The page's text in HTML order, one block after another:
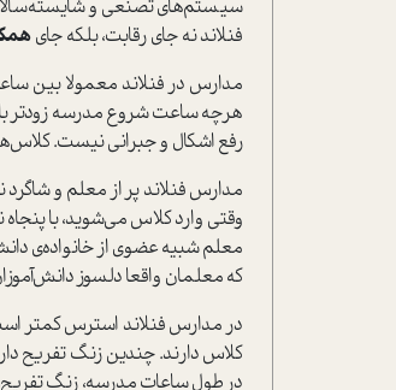
سیستم‌های تصنعی و
فنلاند نه جای رقابت، بلکه جای
هرچه ساعت شروع مدرسه زودتر
رفع اشکال و جبرانی نیست.
مدارس فنلاند پر از معلم و
وقتی وارد کلاس می‌شوید، با
معلم شبیه عضوی از خانواده‌ی
که معلمان واقعا دلسوز
در مدارس فنلاند استرس کمتر
کلاس دارند. چندین زنگ تفریح
در طول ساعات مدرسه، زنگ‌ تفریح‌های 15 تا 20 دقیقه‌ای باعث می‌شود بچه‌ها حس خوبی